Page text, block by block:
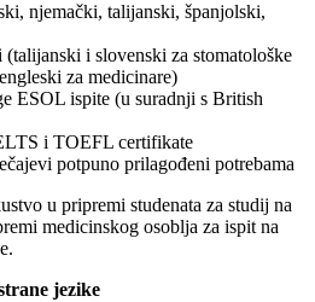
njemački, talijanski, španjolski,
i slovenski za stomatološke
za medicinare)
ESOL ispite (u suradnji s British
i TOEFL certifikate
potpuno prilagođeni potrebama
u pripremi studenata za studij na
medicinskog osoblja za ispit na
jezike